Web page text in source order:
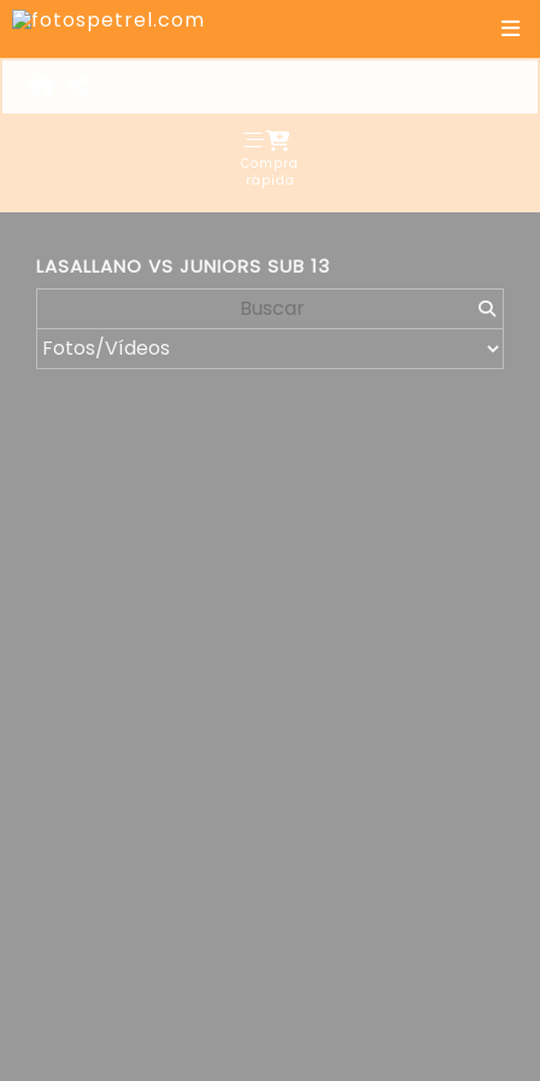
Compra
rápida
LASALLANO VS JUNIORS SUB 13